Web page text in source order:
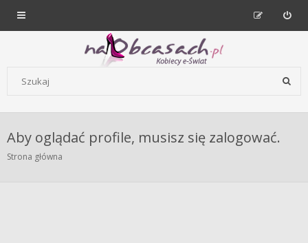
Forum dla kobiet | NaObcasach.pl
Aby oglądać profile, musisz się zalogować.
Strona główna